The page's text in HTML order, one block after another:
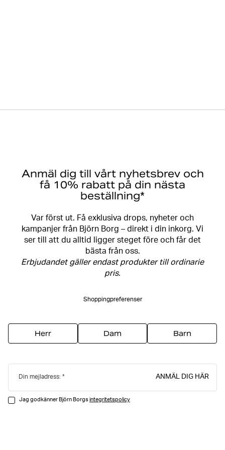
Anmäl dig till vårt nyhetsbrev och
få 10% rabatt på din nästa
beställning*
Var först ut. Få exklusiva drops, nyheter och
kampanjer från Björn Borg – direkt i din inkorg. Vi
ser till att du alltid ligger steget före och får det
bästa från oss.
Erbjudandet gäller endast produkter till ordinarie
pris.
Shoppingpreferenser
Herr Dam Barn
Din mejladress: ANMÄL DIG HÄR
Jag godkänner Björn Borgsintegritetspolicy